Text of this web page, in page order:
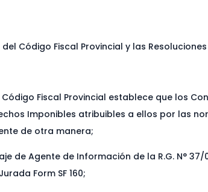
Código Fiscal Provincial y las
Fiscal Provincial establece que los
Imponibles atribuibles a ellos por las
de otra manera;
de Agente de Información de la R.G. N°
Form SF 160;